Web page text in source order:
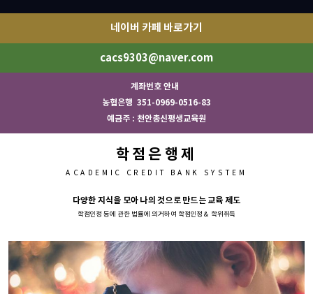
네이버 카페 바로가기
cacs9303@naver.com
계좌번호 안내
농협은행 351-0969-0516-83
예금주 : 천안총신평생교육원
학점은행제
ACADEMIC CREDIT BANK SYSTEM
다양한 지식을 모아 나의 것으로 만드는 교육 제도
학점인정 등에 관한 법률에 의거하여 학점인정 & 학위취득